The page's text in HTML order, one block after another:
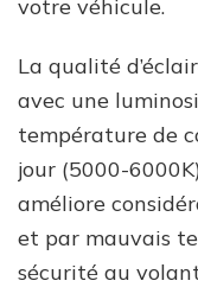
votre véhicule.
La qualité
avec une
température de
jour (5000-
améliore
et par mauvais
sécurité au